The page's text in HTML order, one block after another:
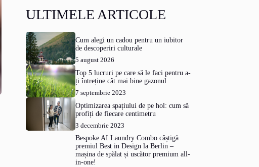
ULTIMELE ARTICOLE
Cum alegi un cadou pentru un iubitor
de descoperiri culturale
5 august 2026
Top 5 lucruri pe care să le faci pentru a-
ți întreține cât mai bine gazonul
7 septembrie 2023
Optimizarea spațiului de pe hol: cum să
profiți de fiecare centimetru
3 decembrie 2023
Bespoke AI Laundry Combo câștigă
premiul Best in Design la Berlin –
mașina de spălat și uscător premium all-
in-one!